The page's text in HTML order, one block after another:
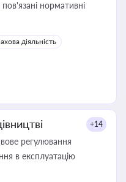
нормативні
діяльність
+14
регулювання
в експлуатацію